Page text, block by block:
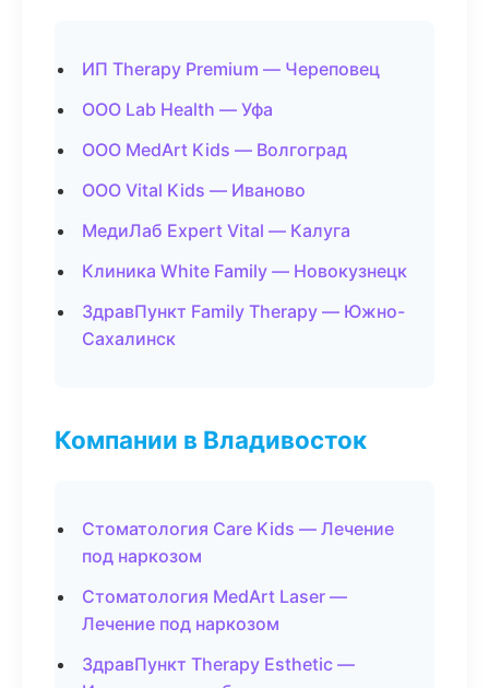
ИП Therapy Premium — Череповец
ООО Lab Health — Уфа
ООО MedArt Kids — Волгоград
ООО Vital Kids — Иваново
МедиЛаб Expert Vital — Калуга
Клиника White Family — Новокузнецк
ЗдравПункт Family Therapy — Южно-
Сахалинск
Компании в Владивосток
Стоматология Care Kids — Лечение
под наркозом
Стоматология MedArt Laser —
Лечение под наркозом
ЗдравПункт Therapy Esthetic —